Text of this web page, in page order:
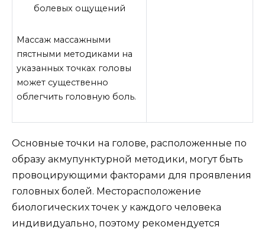
болевых ощущений
Массаж массажными
пястными методиками на
указанных точках головы
может существенно
облегчить головную боль.
Основные точки на голове, расположенные по
образу акмупунктурной методики, могут быть
провоцирующими факторами для проявления
головных болей. Месторасположение
биологических точек у каждого человека
индивидуально, поэтому рекомендуется